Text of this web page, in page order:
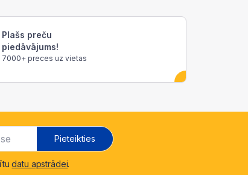
Plašs preču
piedāvājums!
7000+ preces uz vietas
Pieteikties
datu apstrādei.